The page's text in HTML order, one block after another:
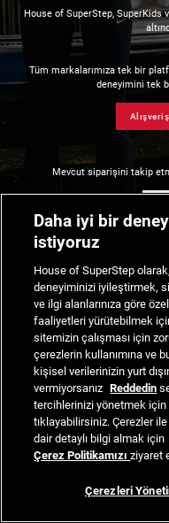
House of SuperStep, SuperKids
Tüm markalarımıza tek bir
deneyimini tek
Mevcut siparişini takip
Daha iyi bir
istiyoruz
House of SuperStep
deneyiminizi iyileştirmek,
ve ilgi alanlarınıza göre
faaliyetleri yürütebilmek
sitemizin çalışması için
çerezlerin kullanımına ve
kişisel verilerinizin yurt
vermiyorsanız Reddedin
tercihlerinizi yönetmek için
tıklayabilirsiniz. Çerezler
dair detaylı bilgi almak için
Çerez Politikamızıziyaret
Çerezleri